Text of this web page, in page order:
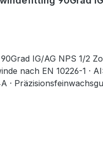
IG/AG NPS 1/2
nach EN 10226-1 ·
·